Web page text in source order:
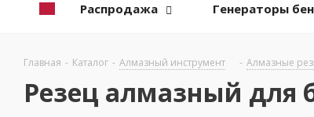
Распродажа Генераторы
Главная - Каталог - Алмазный инструмент - Алмазные
Резец алмазный для